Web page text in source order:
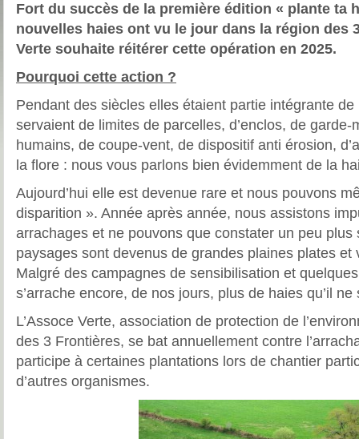
Fort du succès de la première édition « plante ta
nouvelles haies ont vu le jour dans la région des
Verte souhaite réitérer cette opération en 2025.
Pourquoi cette action ?
Pendant des siècles elles étaient partie intégrante
servaient de limites de parcelles, d’enclos, de garde-
humains, de coupe-vent, de dispositif anti érosion,
la flore : nous vous parlons bien évidemment de la
Aujourd’hui elle est devenue rare et nous pouvons
disparition ». Année après année, nous assistons
arrachages et ne pouvons que constater un peu plus
paysages sont devenus de grandes plaines plates et
Malgré des campagnes de sensibilisation et
s’arrache encore, de nos jours, plus de haies qu’il ne
L’Assoce Verte, association de protection de
des 3 Frontières, se bat annuellement contre
participe à certaines plantations lors de chantier
d’autres organismes.